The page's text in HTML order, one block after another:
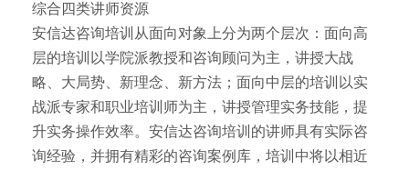
综合四类讲师资源
安信达咨询培训从面向对象上分为两个层次：面向高
层的培训以学院派教授和咨询顾问为主，讲授大战
略、大局势、新理念、新方法；面向中层的培训以实
战派专家和职业培训师为主，讲授管理实务技能，提
升实务操作效率。安信达咨询培训的讲师具有实际咨
询经验，并拥有精彩的咨询案例库，培训中将以相近